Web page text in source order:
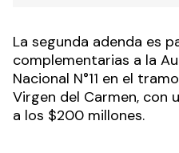
La segunda adenda es
complementarias a la
Nacional N°11 en el
Virgen del Carmen, con
a los $200 millones.